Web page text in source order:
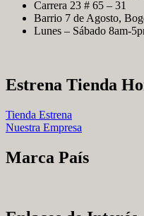
Carrera 23 # 65 – 31
Barrio 7 de Agosto,
Lunes – Sábado 8am-
Estrena Tienda
Tienda Estrena
Nuestra Empresa
Marca País